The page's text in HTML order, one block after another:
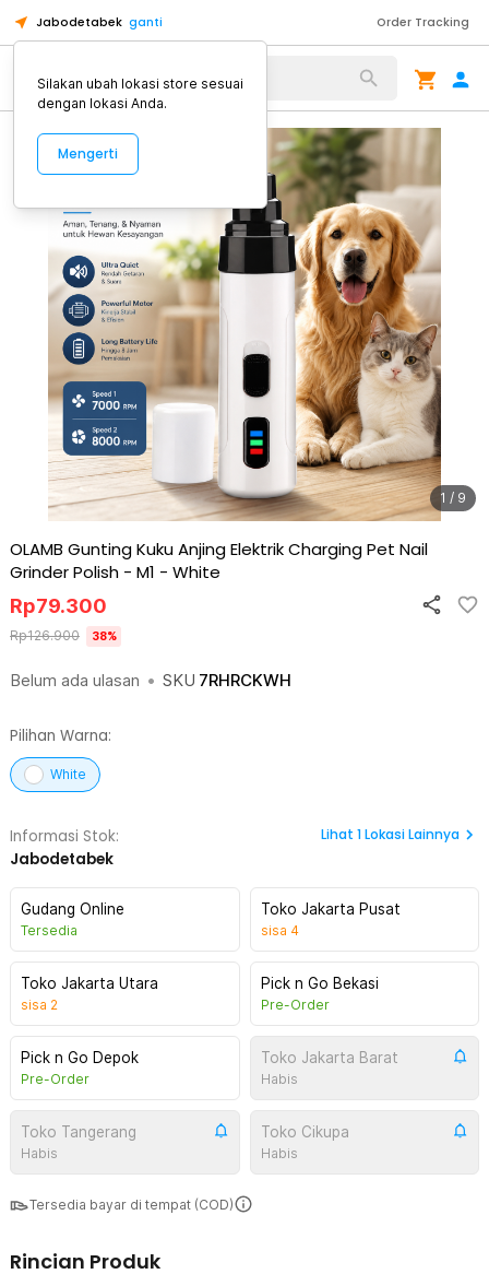
Jabodetabek ganti Order Tracking
Alat Kopi
1 / 9
OLAMB Gunting Kuku Anjing Elektrik Charging Pet Nail
Grinder Polish - M1 - White
Belum ada ulasan • SKU 7RHRCKWH
Rp79.300
Rp126.900 38%
Pilihan Warna:
White
Informasi Stok:
Jabodetabek
Lihat 1Lokasi Lainnya
Gudang Online
Tersedia
Toko Jakarta Pusat
sisa 4
Toko Jakarta Utara
sisa 2
Pick n Go Bekasi
Pre-Order
Pick n Go Depok
Pre-Order
Toko Jakarta Barat
Habis
Toko Tangerang
Habis
Toko Cikupa
Habis
Tersedia bayar di tempat (COD)
Rincian Produk
Silakan ubah lokasi store sesuai
dengan lokasi Anda.
Mengerti